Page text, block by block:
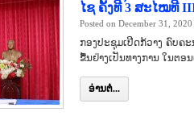
ໄຊ ຄັ້ງທີ 3 ສະໄໝທີ
Posted on December 31, 2020
ກອງປະຊຸມເປີດກ້ວາງ ຄົບຄ
ຂື້ນຢ່າງເປັນທາງການ ໃນຕອ
ອ່ານຕໍ່...